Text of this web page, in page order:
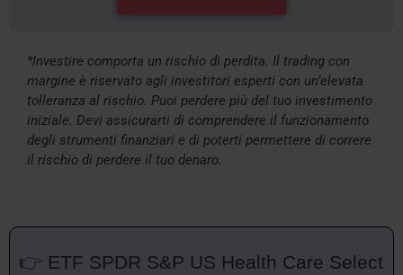
*Investire comporta un rischio di perdita. Il trading con
margine è riservato agli investitori esperti con un’elevata
tolleranza al rischio. Puoi perdere più del tuo investimento
iniziale. Devi assicurarti di comprendere il funzionamento
degli strumenti finanziari e di poterti permettere di correre
il rischio di perdere il tuo denaro.
👉 ETF SPDR S&P US Health Care Select